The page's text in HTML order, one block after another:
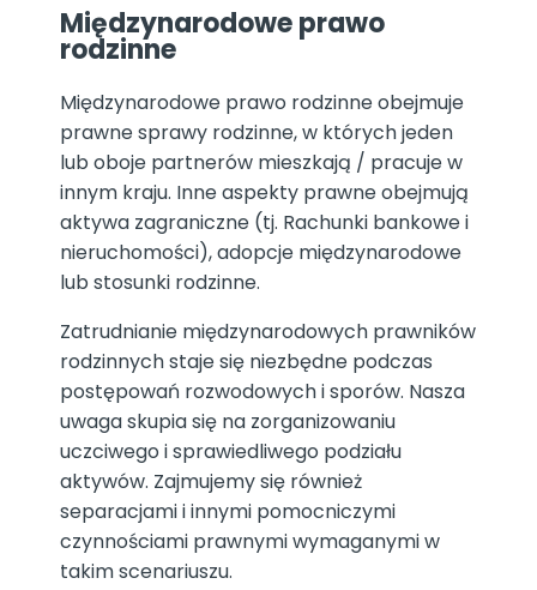
Międzynarodowe prawo
rodzinne
Międzynarodowe prawo rodzinne obejmuje
prawne sprawy rodzinne, w których jeden
lub oboje partnerów mieszkają / pracuje w
innym kraju. Inne aspekty prawne obejmują
aktywa zagraniczne (tj. Rachunki bankowe i
nieruchomości), adopcje międzynarodowe
lub stosunki rodzinne.
Zatrudnianie międzynarodowych prawników
rodzinnych staje się niezbędne podczas
postępowań rozwodowych i sporów. Nasza
uwaga skupia się na zorganizowaniu
uczciwego i sprawiedliwego podziału
aktywów. Zajmujemy się również
separacjami i innymi pomocniczymi
czynnościami prawnymi wymaganymi w
takim scenariuszu.